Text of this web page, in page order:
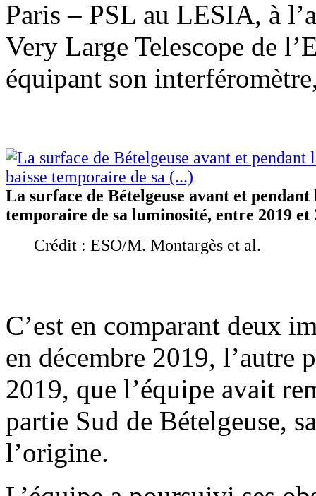
Paris – PSL au LESIA, à
Very Large Telescope de
équipant son
La surface de Bételgeuse avant et pendant
temporaire de sa luminosité, entre 2019 et
Crédit : ESO/M. Montargès et al.
C’est en comparant deux
en décembre 2019, l’autre
2019, que l’équipe avait
partie Sud de Bételgeuse,
l’origine.